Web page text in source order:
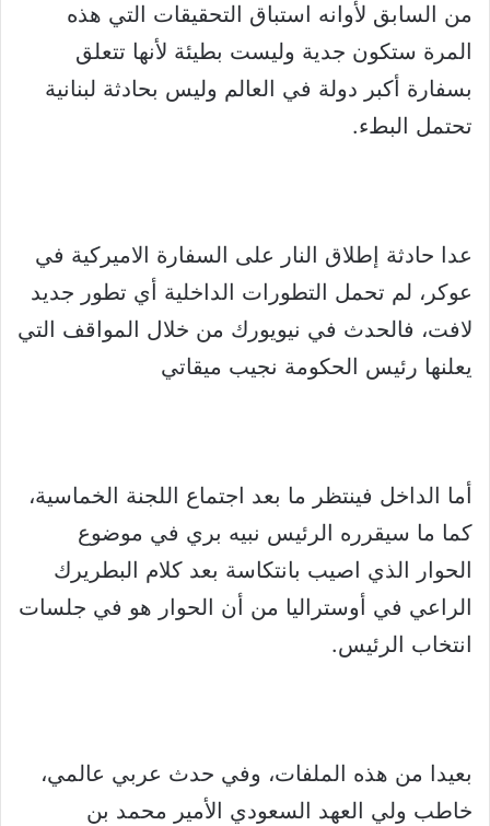
من السابق لأوانه استباق التحقيقات التي هذه
المرة ستكون جدية وليست بطيئة لأنها تتعلق
بسفارة أكبر دولة في العالم وليس بحادثة لبنانية
تحتمل البطء.
عدا حادثة إطلاق النار على السفارة الاميركية في
عوكر، لم تحمل التطورات الداخلية أي تطور جديد
لافت، فالحدث في نيويورك من خلال المواقف التي
يعلنها رئيس الحكومة نجيب ميقاتي
أما الداخل فينتظر ما بعد اجتماع اللجنة الخماسية،
كما ما سيقرره الرئيس نبيه بري في موضوع
الحوار الذي اصيب بانتكاسة بعد كلام البطريرك
الراعي في أوستراليا من أن الحوار هو في جلسات
انتخاب الرئيس.
بعيدا من هذه الملفات، وفي حدث عربي عالمي،
خاطب ولي العهد السعودي الأمير محمد بن